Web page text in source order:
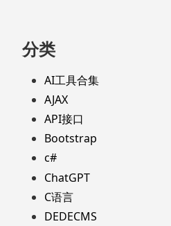
分类
AI工具合集
AJAX
API接口
Bootstrap
c#
ChatGPT
C语言
DEDECMS